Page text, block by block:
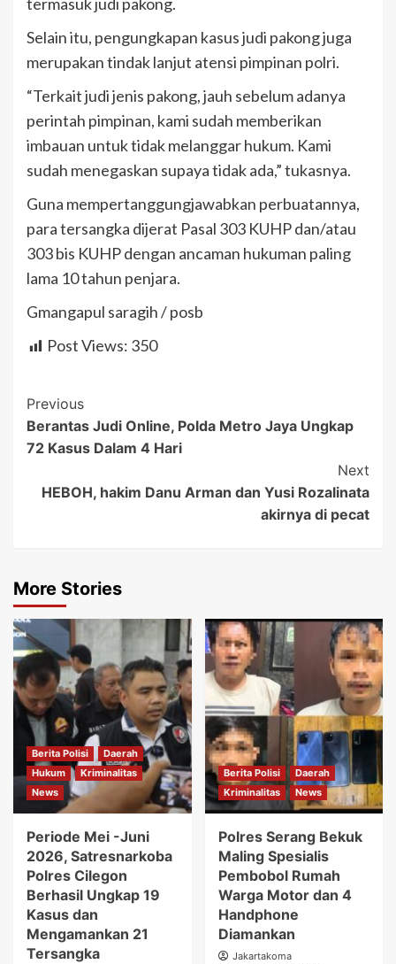
termasuk judi pakong.
Selain itu, pengungkapan kasus judi pakong juga
merupakan tindak lanjut atensi pimpinan polri.
“Terkait judi jenis pakong, jauh sebelum adanya
perintah pimpinan, kami sudah memberikan
imbauan untuk tidak melanggar hukum. Kami
sudah menegaskan supaya tidak ada,” tukasnya.
Guna mempertanggungjawabkan perbuatannya,
para tersangka dijerat Pasal 303 KUHP dan/atau
303 bis KUHP dengan ancaman hukuman paling
lama 10 tahun penjara.
Gmangapul saragih / posb
Post Views: 350
Post
Navigation
Previous
Berantas Judi Online, Polda Metro Jaya Ungkap
72 Kasus Dalam 4 Hari
Next
HEBOH, hakim Danu Arman dan Yusi Rozalinata
akirnya di pecat
More Stories
Berita Polisi
Daerah
Hukum
Kriminalitas
News
Periode Mei -Juni
2026, Satresnarkoba
Polres Cilegon
Berhasil Ungkap 19
Kasus dan
Mengamankan 21
Tersangka
Berita Polisi
Daerah
Kriminalitas
News
Polres Serang Bekuk
Maling Spesialis
Pembobol Rumah
Warga Motor dan 4
Handphone
Diamankan
Jakartakoma